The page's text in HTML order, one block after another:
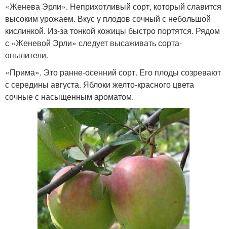
«Женева Эрли». Неприхотливый сорт, который славится
высоким урожаем. Вкус у плодов сочный с небольшой
кислинкой. Из-за тонкой кожицы быстро портятся. Рядом
с «Женевой Эрли» следует высаживать сорта-
опылители.
«Прима». Это ранне-осенний сорт. Его плоды созревают
с середины августа. Яблоки желто-красного цвета
сочные с насыщенным ароматом.